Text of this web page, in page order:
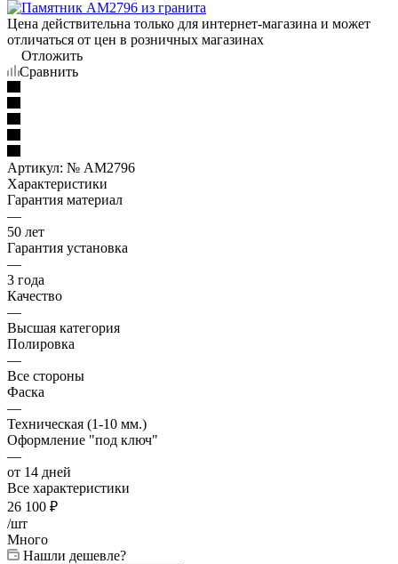
Цена действительна только для интернет-магазина и может
отличаться от цен в розничных магазинах
Отложить
Сравнить
Артикул: № AM2796
Характеристики
Гарантия материал
—
50 лет
Гарантия установка
—
3 года
Качество
—
Высшая категория
Полировка
—
Все стороны
Фаска
—
Техническая (1-10 мм.)
Оформление "под ключ"
—
от 14 дней
Все характеристики
26 100 ₽
/шт
Много
Нашли дешевле?